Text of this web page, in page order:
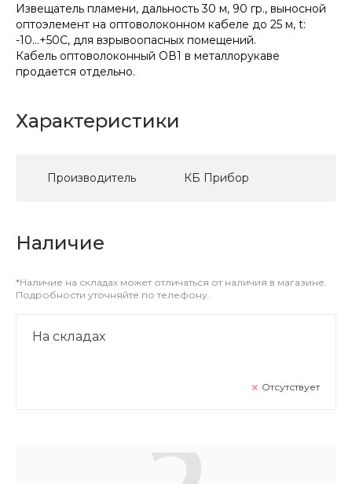
Извещатель пламени, дальность 30 м, 90 гр., выносной
оптоэлемент на оптоволоконном кабеле до 25 м, t:
-10...+50С, для взрывоопасных помещений.
Кабель оптоволоконный ОВ1 в металлорукаве
продается отдельно.
Характеристики
Производитель КБ Прибор
Наличие
*Наличие на складах может отличаться от наличия в магазине.
Подробности уточняйте по телефону.
На складах
Отсутствует